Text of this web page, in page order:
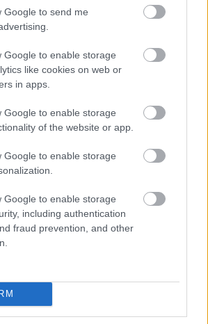
Google to send me
Google to enable storage
like cookies on web or
in apps.
Google to enable storage
of the website or app.
Google to enable storage
Google to enable storage
including authentication
fraud prevention, and other
modern sütők?
tenni-venni, az bizonyára egyetért
a minőségi alapanyagok a
étek elkészítésekor. Ám ugyanilyen